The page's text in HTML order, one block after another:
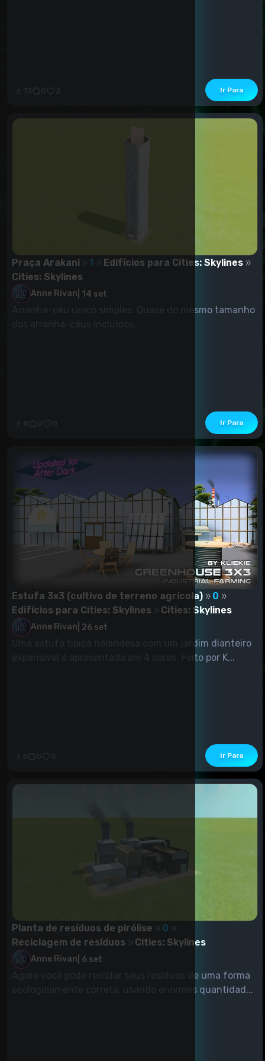
Ir Para
Praça Arakani 1
Edifícios para Cities: Skylines
Cities: Skylines
Anne Rivan 14 set
Arranha-céu único simples. Quase do mesmo tamanho
Ir Para
Estufa 3x3 (cultivo de terreno agrícola)
0
Edifícios para Cities: Skylines
Cities: Skylines
Anne Rivan 26 set
Uma estufa típica holandesa com um jardim dianteiro
expansível é apresentada em 4 cores. Feito por K...
Ir Para
Planta de resíduos de pirólise
0
Reciclagem de resíduos
Cities: Skylines
Anne Rivan 6 set
Agora você pode reciclar seus resíduos de uma forma
ecologicamente correta, usando enormes quantidad...